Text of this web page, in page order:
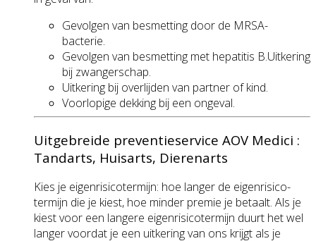
Gevolgen van besmetting door de MRSA-
bacterie.
Gevolgen van besmetting met hepatitis B.Uitkering
bij zwangerschap.
Uitkering bij overlijden van partner of kind.
Voorlopige dekking bij een ongeval.
Uitgebreide preventieservice AOV Medici :
Tandarts, Huisarts, Dierenarts
Kies je eigenrisico­termijn: hoe langer de eigenrisico­
termijn die je kiest, hoe minder premie je betaalt. Als je
kiest voor een langere eigenrisico­termijn duurt het wel
langer voordat je een uitkering van ons krijgt als je